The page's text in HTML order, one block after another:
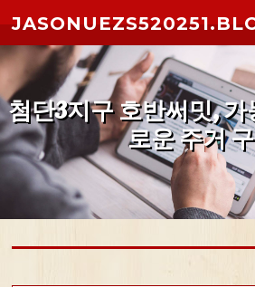
첨단3지구 호반써밋,
로운 주거